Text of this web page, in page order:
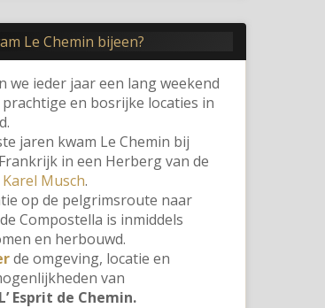
Le Chemin bijeen?
we ieder jaar een lang weekend
en bosrijke locaties in
jaren kwam Le Chemin bij
in een Herberg van de
Karel Musch.
op de pelgrimsroute naar
Compostella is inmiddels
en herbouwd.
de omgeving, locatie en
van
Esprit de Chemin.